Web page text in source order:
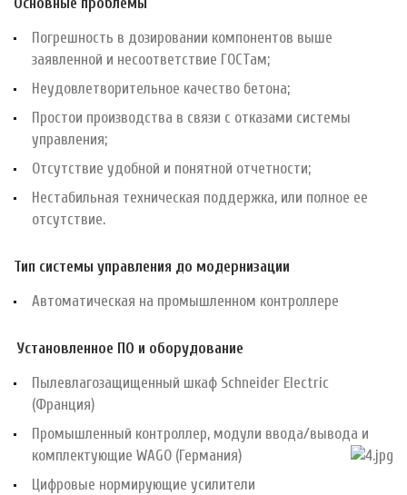
Погрешность в дозировании компонентов выше
заявленной и несоответствие ГОСТам;
Неудовлетворительное качество бетона;
Простои производства в связи с отказами системы
управления;
Отсутствие удобной и понятной отчетности;
Нестабильная техническая поддержка, или полное ее
отсутствие.
Тип системы управления до модернизации
Автоматическая на промышленном контроллере
Установленное ПО и оборудование
Пылевлагозащищенный шкаф Schneider Electric
(Франция)
Промышленный контроллер, модули ввода/вывода и
комплектующие WAGO (Германия)
Цифровые нормирующие усилители